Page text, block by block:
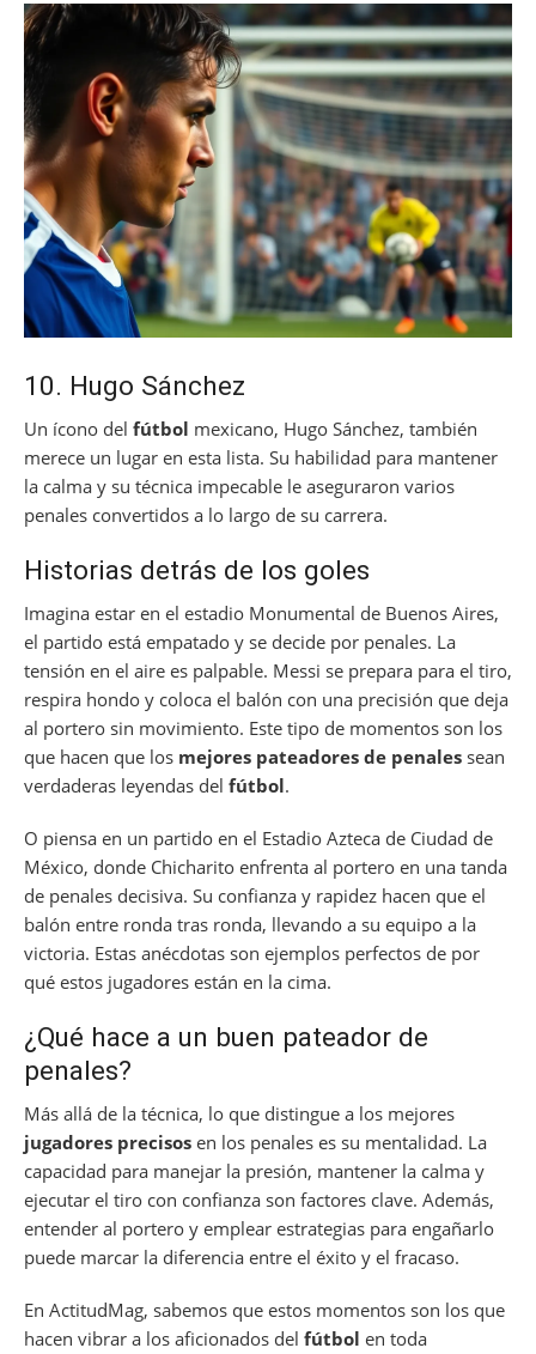
10. Hugo Sánchez
Un ícono del fútbol mexicano, Hugo Sánchez, también
merece un lugar en esta lista. Su habilidad para mantener
la calma y su técnica impecable le aseguraron varios
penales convertidos a lo largo de su carrera.
Historias detrás de los goles
Imagina estar en el estadio Monumental de Buenos Aires,
el partido está empatado y se decide por penales. La
tensión en el aire es palpable. Messi se prepara para el tiro,
respira hondo y coloca el balón con una precisión que deja
al portero sin movimiento. Este tipo de momentos son los
que hacen que los mejores pateadores de penales sean
verdaderas leyendas del fútbol.
O piensa en un partido en el Estadio Azteca de Ciudad de
México, donde Chicharito enfrenta al portero en una tanda
de penales decisiva. Su confianza y rapidez hacen que el
balón entre ronda tras ronda, llevando a su equipo a la
victoria. Estas anécdotas son ejemplos perfectos de por
qué estos jugadores están en la cima.
¿Qué hace a un buen pateador de
penales?
Más allá de la técnica, lo que distingue a los mejores
jugadores precisos en los penales es su mentalidad. La
capacidad para manejar la presión, mantener la calma y
ejecutar el tiro con confianza son factores clave. Además,
entender al portero y emplear estrategias para engañarlo
puede marcar la diferencia entre el éxito y el fracaso.
En ActitudMag, sabemos que estos momentos son los que
hacen vibrar a los aficionados del fútbol en toda